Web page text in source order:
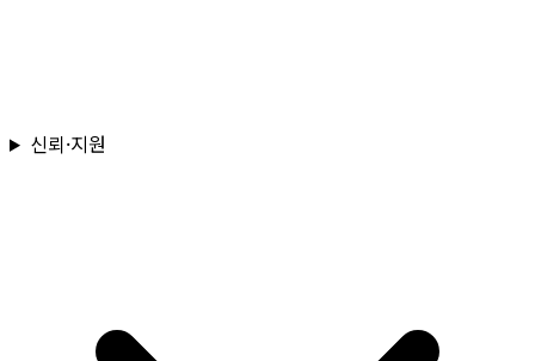
신뢰·지원